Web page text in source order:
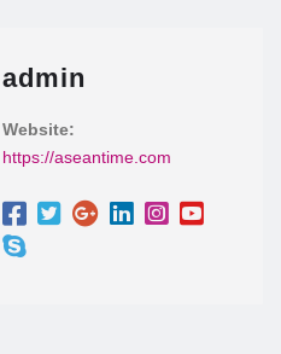
admin
Website:
https://aseantime.com